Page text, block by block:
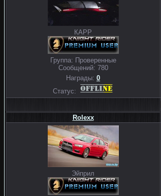
КАРР
Группа: Проверенные
Сообщений: 780
Награды: 0
Статус:
Rolexx
Эйприл